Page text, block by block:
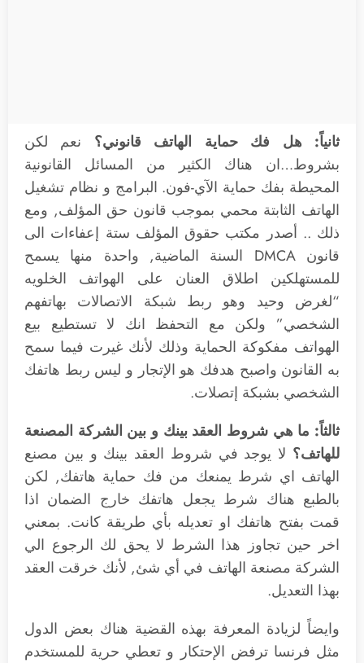
ثانياً: هل فك حماية الهاتف قانوني؟ نعم لكن
بشروط…ان هناك الكثير من المسائل القانونية
المحيطة بفك حماية الآي-فون. البرامج و نظام تشغيل
الهاتف الثابتة محمي بموجب قانون حق المؤلف, ومع
ذلك .. أصدر مكتب حقوق المؤلف ستة إعفاءات الى
قانون DMCA السنة الماضية, واحدة منها يسمح
للمستهلكين اطلاق العنان على الهواتف الخلويه
“لغرض وحيد وهو ربط شبكة الاتصالات بهاتفهم
الشخصي” ولكن مع التحفظ انك لا تستطيع بيع
الهواتف مفكوكة الحماية وذلك لأنك غيرت فيما سمح
به القانون واصبح هدفك هو الإتجار و ليس ربط هاتفك
الشخصي بشبكة إتصلات.
ثالثاً: ما هي شروط العقد بينك و بين الشركة المصنعة
للهاتف؟ لا يوجد في شروط العقد بينك و بين مصنع
الهاتف اي شرط يمنعك من فك حماية هاتفك, لكن
بالطبع هناك شرط يجعل هاتفك خارج الضمان اذا
قمت بفتح هاتفك او تعديله بأي طريقة كانت. بمعني
اخر حين تجاوز هذا الشرط لا يحق لك الرجوع الي
الشركة مصنعة الهاتف في أي شئ, لأنك خرقت العقد
بهذا التعديل.
وايضاً لزيادة المعرفة بهذه القضية هناك بعض الدول
مثل فرنسا ترفض الإحتكار و تعطي حرية للمستخدم